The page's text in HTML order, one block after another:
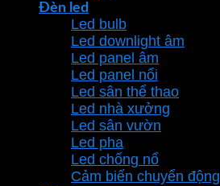
Đèn led
Led bulb
Led downlight âm
Led panel âm
Led panel nổi
Led sân thể thao
Led nhà xưởng
Led sân vườn
Led pha
Led chống nổ
Cảm biến chuyển động